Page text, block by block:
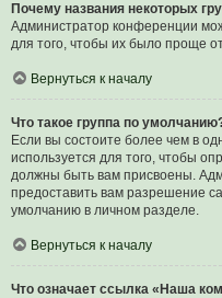
Почему названия некоторых
Администратор конференции
для того, чтобы их было проще
Вернуться к началу
Что такое группа по
Если вы состоите более чем в
используется для того, чтобы
должны быть вам присвоены.
предоставить вам разрешение
умолчанию в личном разделе.
Вернуться к началу
Что означает ссылка «Наша